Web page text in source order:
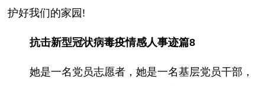
护好我们的家园!
抗击新型冠状病毒疫情感人事迹篇8
她是一名党员志愿者，她是一名基层党员干部，